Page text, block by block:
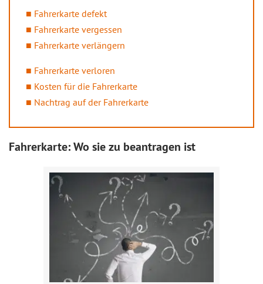
Fahrerkarte defekt
Fahrerkarte vergessen
Fahrerkarte verlängern
Fahrerkarte verloren
Kosten für die Fahrerkarte
Nachtrag auf der Fahrerkarte
Fahrerkarte: Wo sie zu beantragen ist